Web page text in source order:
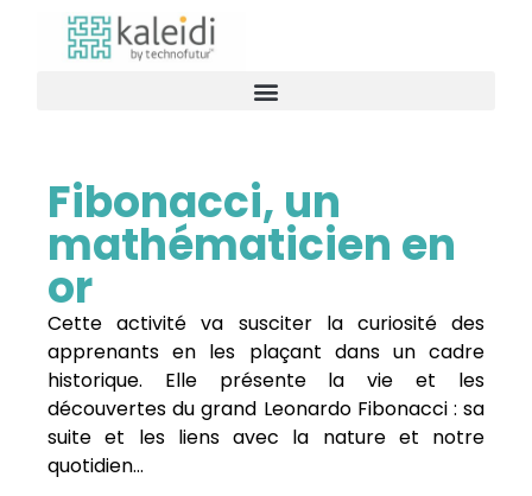
Fibonacci, un
mathématicien en
or
Cette activité va susciter la curiosité des
apprenants en les plaçant dans un cadre
historique. Elle présente la vie et les
découvertes du grand Leonardo Fibonacci : sa
suite et les liens avec la nature et notre
quotidien…